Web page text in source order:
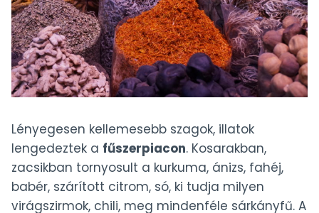
Lényegesen kellemesebb szagok, illatok
lengedeztek a fűszerpiacon. Kosarakban,
zacsikban tornyosult a kurkuma, ánizs, fahéj,
babér, szárított citrom, só, ki tudja milyen
virágszirmok, chili, meg mindenféle sárkányfű. A